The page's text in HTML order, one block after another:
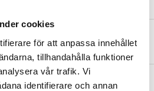
cookies
för att anpassa innehållet
tillhandahålla funktioner
vår trafik. Vi
identifierare och annan